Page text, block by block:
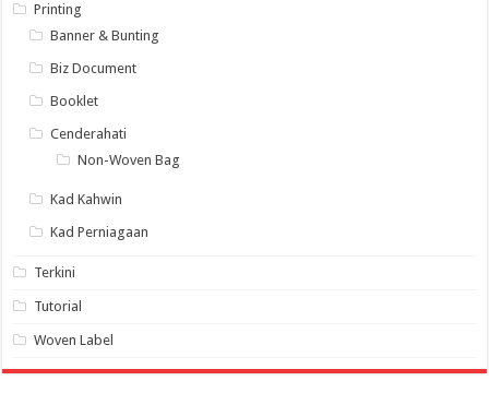
Printing
Banner & Bunting
Biz Document
Booklet
Cenderahati
Non-Woven Bag
Kad Kahwin
Kad Perniagaan
Terkini
Tutorial
Woven Label